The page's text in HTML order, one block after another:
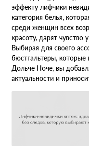
эффекту лифчики
категория белья,
среди женщин всех
красоту, дарят чувство
Выбирая для своего
бюстгальтеры, которые
Дольче Ноче, вы
актуальности и